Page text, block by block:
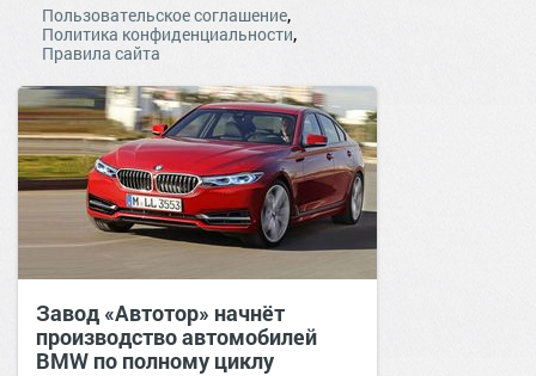
Пользовательское соглашение,
Политика конфиденциальности,
Правила сайта
Завод «Автотор» начнёт
производство автомобилей
BMW по полному циклу